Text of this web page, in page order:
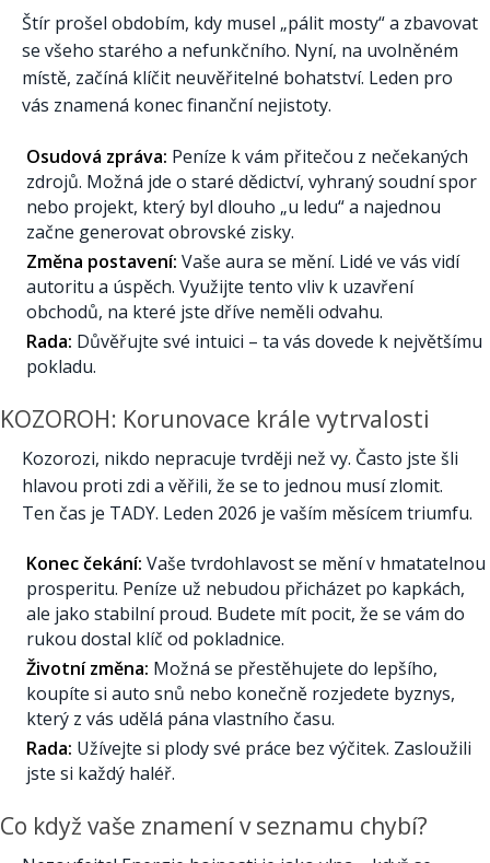
Štír prošel obdobím, kdy musel „pálit mosty“ a zbavovat
se všeho starého a nefunkčního. Nyní, na uvolněném
místě, začíná klíčit neuvěřitelné bohatství. Leden pro
vás znamená konec finanční nejistoty.
Osudová zpráva: Peníze k vám přitečou z nečekaných
zdrojů. Možná jde o staré dědictví, vyhraný soudní spor
nebo projekt, který byl dlouho „u ledu“ a najednou
začne generovat obrovské zisky.
Změna postavení: Vaše aura se mění. Lidé ve vás vidí
autoritu a úspěch. Využijte tento vliv k uzavření
obchodů, na které jste dříve neměli odvahu.
Rada: Důvěřujte své intuici – ta vás dovede k největšímu
pokladu.
KOZOROH: Korunovace krále vytrvalosti
Kozorozi, nikdo nepracuje tvrději než vy. Často jste šli
hlavou proti zdi a věřili, že se to jednou musí zlomit.
Ten čas je TADY. Leden 2026 je vaším měsícem triumfu.
Konec čekání: Vaše tvrdohlavost se mění v hmatatelnou
prosperitu. Peníze už nebudou přicházet po kapkách,
ale jako stabilní proud. Budete mít pocit, že se vám do
rukou dostal klíč od pokladnice.
Životní změna: Možná se přestěhujete do lepšího,
koupíte si auto snů nebo konečně rozjedete byznys,
který z vás udělá pána vlastního času.
Rada: Užívejte si plody své práce bez výčitek. Zasloužili
jste si každý haléř.
Co když vaše znamení v seznamu chybí?